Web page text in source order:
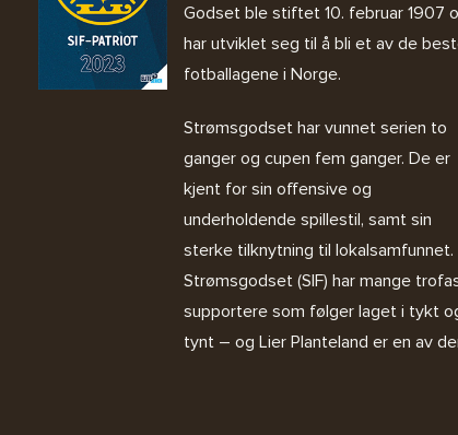
Godset ble stiftet 10. februar 1907
har utviklet seg til å bli et av de
fotballagene i Norge.
Strømsgodset har vunnet serien to
ganger og cupen fem ganger. De er
kjent for sin offensive og
underholdende spillestil, samt sin
sterke tilknytning til lokalsamfunnet.
Strømsgodset (SIF) har mange
supportere som følger laget i tykt
tynt – og Lier Planteland er en av